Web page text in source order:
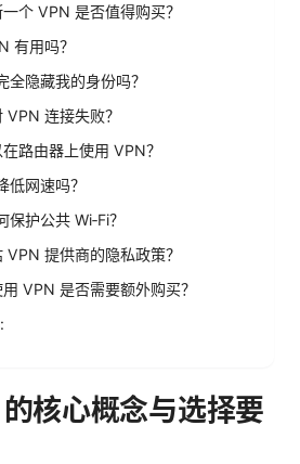
个 VPN 是否值得购买？
有用吗？
全隐藏我的身份吗？
VPN 连接失败？
路由器上使用 VPN？
低网速吗？
保护公共 Wi‑Fi？
VPN 提供商的隐私政策？
VPN 是否需要额外购买？
核心概念与选择要